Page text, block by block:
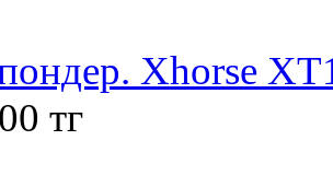
Xhorse
тг